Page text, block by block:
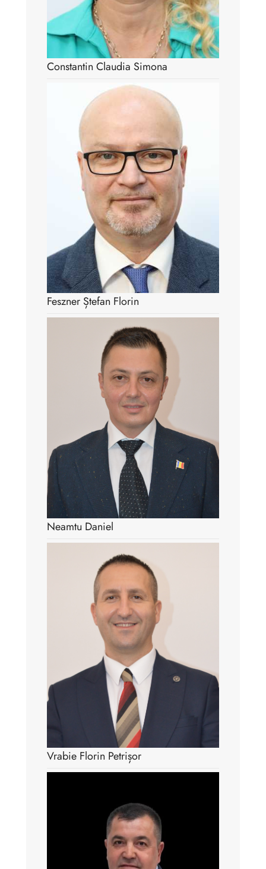
Constantin Claudia Simona
Feszner Ștefan Florin
Neamtu Daniel
Vrabie Florin Petrișor